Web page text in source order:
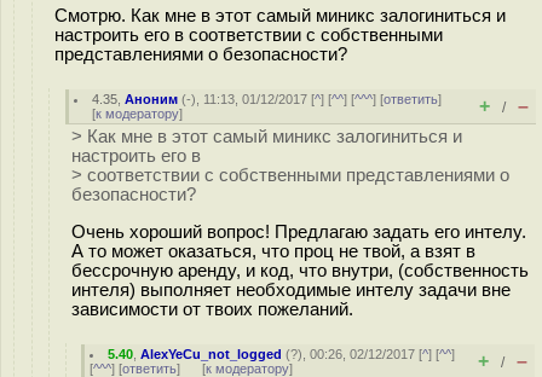
Смотрю. Как мне в этот самый миникс залогиниться и
настроить его в соответствии с собственными
представлениями о безопасности?
4.35 ,Аноним (-), 11:13, 01/12/2017 [^] [^^] [^^^] [ответить]
[к модератору] + / –
> Как мне в этот самый миникс залогиниться и
настроить его в
> соответствии с собственными представлениями о
безопасности?
Очень хороший вопрос! Предлагаю задать его интелу.
А то может оказаться, что проц не твой, а взят в
бессрочную аренду, и код, что внутри, (собственность
интеля) выполняет необходимые интелу задачи вне
зависимости от твоих пожеланий.
5.40 ,AlexYeCu_not_logged (?), 00:26, 02/12/2017 [^] [^^]
[^^^] [ответить] [к модератору] + / –